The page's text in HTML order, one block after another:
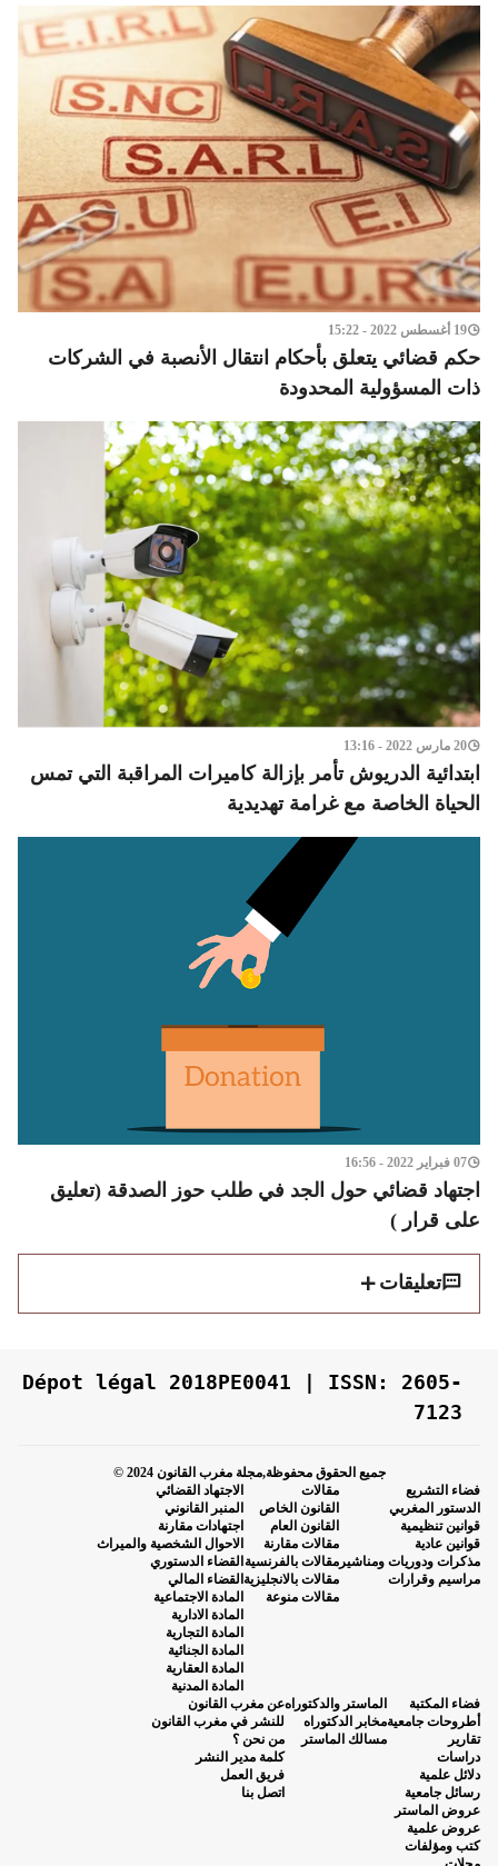
19 أغسطس 2022 - 15:22
حكم قضائي يتعلق بأحكام انتقال الأنصبة في الشركات
ذات المسؤولية المحدودة
20 مارس 2022 - 13:16
ابتدائية الدريوش تأمر بإزالة كاميرات المراقبة التي تمس
الحياة الخاصة مع غرامة تهديدية
07 فبراير 2022 - 16:56
اجتهاد قضائي حول الجد في طلب حوز الصدقة (تعليق
على قرار )
تعليقات
Dépot légal 2018PE0041 | ISSN: 2605-
7123
جميع الحقوق محفوظة,مجلة مغرب القانون 2024 ©
فضاء التشريع
الدستور المغربي
قوانين تنظيمية
قوانين عادية
مذكرات ودوريات ومناشير
مراسيم وقرارات
مقالات
القانون الخاص
القانون العام
مقالات مقارنة
مقالات بالفرنسية
مقالات بالانجليزية
مقالات منوعة
الاجتهاد القضائي
المنبر القانوني
اجتهادات مقارنة
الاحوال الشخصية والميراث
القضاء الدستوري
القضاء المالي
المادة الاجتماعية
المادة الادارية
المادة التجارية
المادة الجنائية
المادة العقارية
المادة المدنية
فضاء المكتبة
أطروحات جامعية
تقارير
دراسات
دلائل علمية
رسائل جامعية
عروض الماستر
عروض علمية
كتب ومؤلفات
الماستر والدكتوراه
مخابر الدكتوراه
مسالك الماستر
عن مغرب القانون
للنشر في مغرب القانون
من نحن ؟
كلمة مدير النشر
فريق العمل
اتصل بنا